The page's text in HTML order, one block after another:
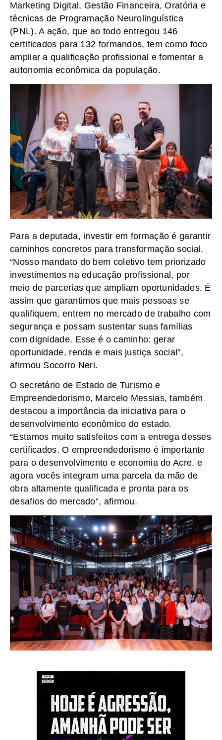
Marketing Digital, Gestão Financeira, Oratória e
técnicas de Programação Neurolinguística
(PNL). A ação, que ao todo entregou 146
certificados para 132 formandos, tem como foco
ampliar a qualificação profissional e fomentar a
autonomia econômica da população.
Para a deputada, investir em formação é garantir
caminhos concretos para transformação social.
“Nosso mandato do bem coletivo tem priorizado
investimentos na educação profissional, por
meio de parcerias que ampliam oportunidades. É
assim que garantimos que mais pessoas se
qualifiquem, entrem no mercado de trabalho com
segurança e possam sustentar suas famílias
com dignidade. Esse é o caminho: gerar
oportunidade, renda e mais justiça social”,
afirmou Socorro Neri.
O secretário de Estado de Turismo e
Empreendedorismo, Marcelo Messias, também
destacou a importância da iniciativa para o
desenvolvimento econômico do estado.
“Estamos muito satisfeitos com a entrega desses
certificados. O empreendedorismo é importante
para o desenvolvimento e economia do Acre, e
agora vocês integram uma parcela da mão de
obra altamente qualificada e pronta para os
desafios do mercado”, afirmou.